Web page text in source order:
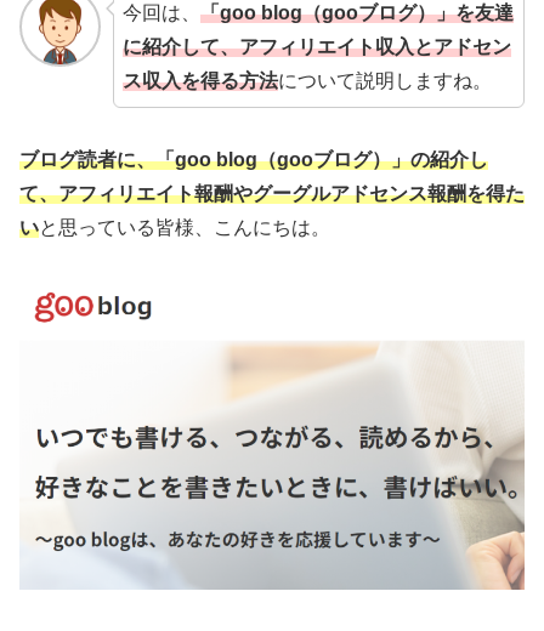
今回は、 「goo blog（gooブログ）」を友達
に紹介して、アフィリエイト収入とアドセン
ス収入を得る方法について説明しますね。
ブログ読者に、「goo blog（gooブログ）」の紹介し
て、アフィリエイト報酬やグーグルアドセンス報酬を得た
いと思っている皆様、こんにちは。